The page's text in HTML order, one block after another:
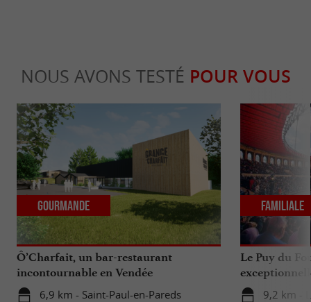
NOUS AVONS TESTÉ POUR VOUS
Ô’Charfait, un bar-restaurant
incontournable en Vendée
6,9 km - Saint-Paul-en-Pareds
Gourmande
Le Puy du
9,2 km -
Familiale